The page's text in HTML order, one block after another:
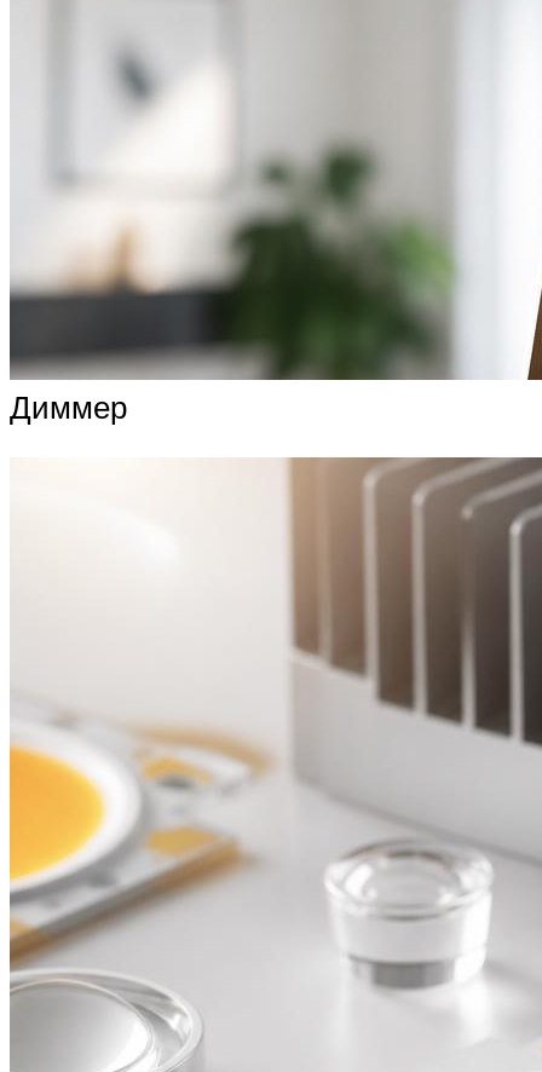
Диммер